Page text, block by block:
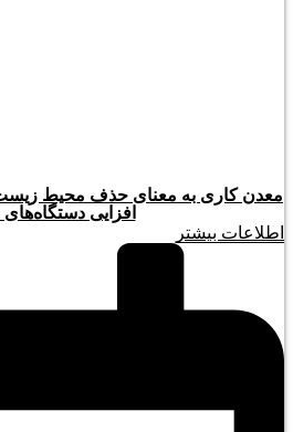
معدن کاری به معنای حذف محیط
افزایی
اطلاعات بیشتر